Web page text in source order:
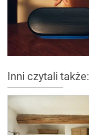
Inni czytali także: